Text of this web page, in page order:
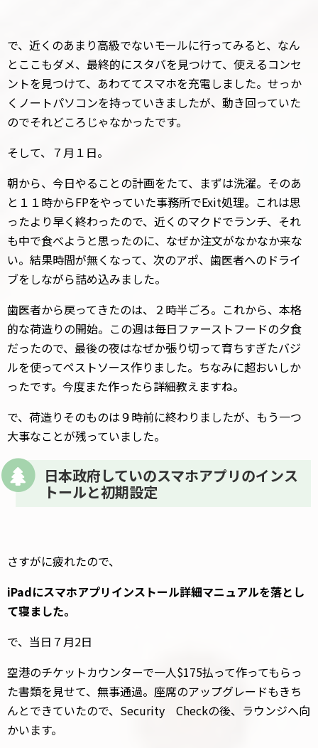
で、近くのあまり高級でないモールに行ってみると、なん
とここもダメ、最終的にスタバを見つけて、使えるコンセ
ントを見つけて、あわててスマホを充電しました。せっか
くノートパソコンを持っていきましたが、動き回っていた
のでそれどころじゃなかったです。
そして、７月１日。
朝から、今日やることの計画をたて、まずは洗濯。そのあ
と１１時からFPをやっていた事務所でExit処理。これは思
ったより早く終わったので、近くのマクドでランチ、それ
も中で食べようと思ったのに、なぜか注文がなかなか来な
い。結果時間が無くなって、次のアポ、歯医者へのドライ
ブをしながら詰め込みました。
歯医者から戻ってきたのは、２時半ごろ。これから、本格
的な荷造りの開始。この週は毎日ファーストフードの夕食
だったので、最後の夜はなぜか張り切って育ちすぎたバジ
ルを使ってペストソース作りました。ちなみに超おいしか
ったです。今度また作ったら詳細教えますね。
で、荷造りそのものは９時前に終わりましたが、もう一つ
大事なことが残っていました。
日本政府していのスマホアプリのインス
トールと初期設定
さすがに疲れたので、
iPadにスマホアプリインストール詳細マニュアルを落とし
て寝ました。
で、当日７月2日
空港のチケットカウンターで一人$175払って作ってもらっ
た書類を見せて、無事通過。座席のアップグレードもきち
んとできていたので、Security Checkの後、ラウンジへ向
かいます。